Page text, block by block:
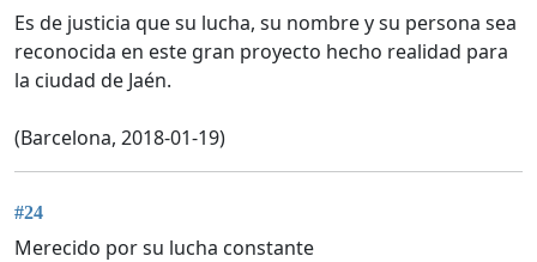
Es de justicia que su lucha, su nombre y su persona sea
reconocida en este gran proyecto hecho realidad para
la ciudad de Jaén.
(Barcelona, 2018-01-19)
#24
Merecido por su lucha constante